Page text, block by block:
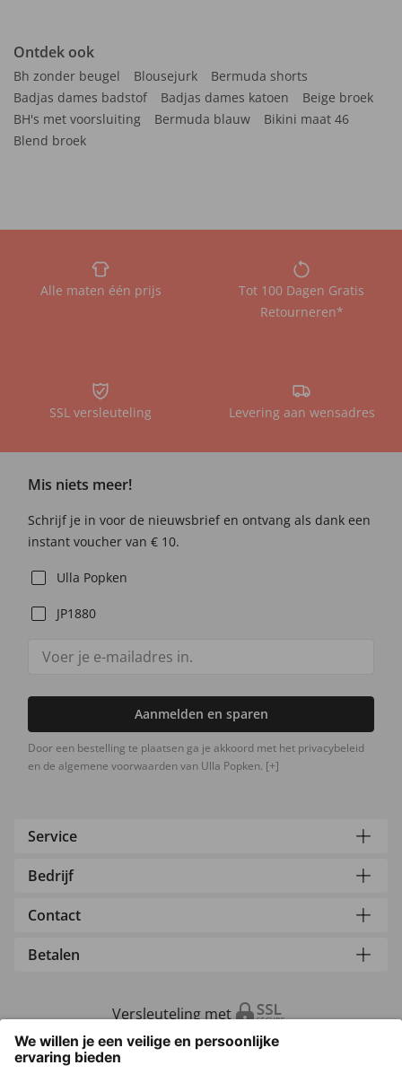
Ontdek ook
Bh zonder beugel Blousejurk
Bermuda shorts
Badjas dames badstof
Badjas dames katoen
Beige broek
BH's met voorsluiting
Bermuda blauw
Bikini maat 46
Blend broek
Alle maten één prijs
Tot 100 Dagen Gratis
Retourneren*
SSL versleuteling Levering aan wensadres
Mis niets meer!
Schrijf je in voor de nieuwsbrief en ontvang als dank een
instant voucher van € 10.
Ulla Popken
JP1880
Aanmelden en sparen
Door een bestelling te plaatsen ga je akkoord met het privacybeleid
en de algemene voorwaarden van Ulla Popken. [+]
Service
Bedrijf
Contact
Betalen
Versleuteling met